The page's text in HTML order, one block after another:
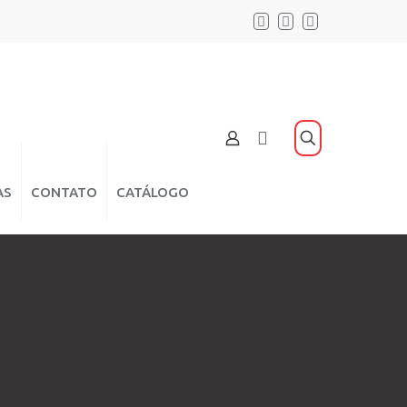
CONTATO CATÁLOGO